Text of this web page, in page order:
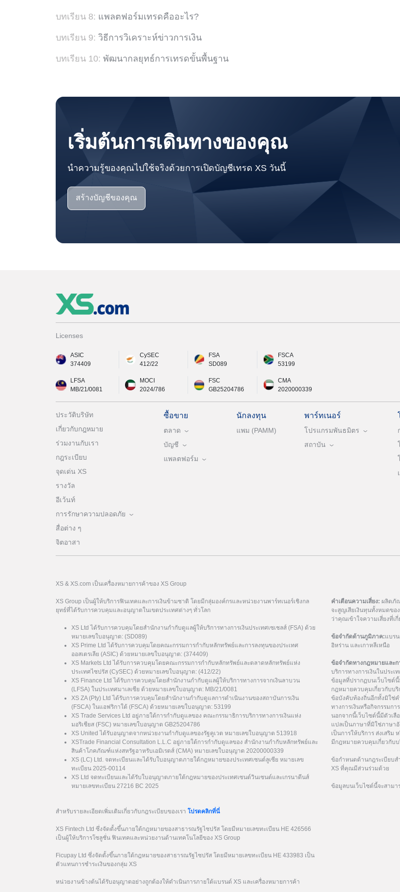
บทเรียน 8: แพลตฟอร์มเทรดคืออะไร?
บทเรียน 9: วิธีการวิเคราะห์ข่าวการเงิน
บทเรียน 10: พัฒนากลยุทธ์การเทรดขั้นพื้นฐาน
เริ่มต้นการเดินทางของคุณ
นำความรู้ของคุณไปใช้จริงด้วยการเปิดบัญชีเทรด XS วันนี้
สร้างบัญชีของคุณ
Licenses
ASIC
374409
CySEC
412/22
FSA
SD089
FSCA
53199
LFSA
MB/21/0081
MOCI
2024/786
FSC
GB25204786
CMA
2020000339
ประวัติบริษัท
เกี่ยวกับกฎหมาย
ร่วมงานกับเรา
กฎระเบียบ
จุดเด่น XS
รางวัล
อีเว้นท์
การรักษาความปลอดภัย
สื่อต่าง ๆ
จิตอาสา
ซื้อขาย
ตลาด
บัญชี
แพลตฟอร์ม
นักลงทุน
แพม (PAMM)
พาร์ทเนอร์
โปรแกรมพันธมิตร
สถาบัน
XS & XS.com เป็นเครื่องหมายการค้าของ XS Group
XS Group เป็นผู้ให้บริการฟินเทคและการเงินข้ามชาติ โดยมีกลุ่มองค์กรและหน่วยงานพาร์ทเนอร์เชิงกล
ยุทธ์ที่ได้รับการควบคุมและอนุญาตในเขตประเทศต่างๆ ทั่วโลก
XS Ltd ได้รับการควบคุมโดยสำนักงานกำกับดูแลผู้ให้บริการทางการเงินประเทศเซเชลส์ (FSA) ด้วย
หมายเลขใบอนุญาต: (SD089)
XS Prime Ltd ได้รับการควบคุมโดยคณะกรรมการกำกับหลักทรัพย์และการลงทุนของประเทศ
ออสเตรเลีย (ASIC) ด้วยหมายเลขใบอนุญาต: (374409)
XS Markets Ltd ได้รับการควบคุมโดยคณะกรรมการกำกับหลักทรัพย์และตลาดหลักทรัพย์แห่ง
ประเทศไซปรัส (CySEC) ด้วยหมายเลขใบอนุญาต: (412/22)
XS Finance Ltd ได้รับการควบคุมโดยสำนักงานกำกับดูแลผู้ให้บริการทางการจากเงินลาบวน
(LFSA) ในประเทศมาเลเซีย ด้วยหมายเลขใบอนุญาต: MB/21/0081
XS ZA (Pty) Ltd ได้รับการควบคุมโดยสำนักงานกำกับดูแลการดำเนินงานของสถาบันการเงิน
(FSCA) ในแอฟริกาใต้ (FSCA) ด้วยหมายเลขใบอนุญาต: 53199
XS Trade Services Ltd อยู่ภายใต้การกำกับดูแลของ คณะกรรมาธิการบริการทางการเงินแห่ง
มอริเชียส (FSC) หมายเลขใบอนุญาต GB25204786
XS United ได้รับอนุญาตจากหน่วยงานกำกับดูแลของรัฐคูเวต หมายเลขใบอนุญาต 513918
XSTrade Financial Consultation L.L.C อยู่ภายใต้การกำกับดูแลของ สำนักงานกำกับหลักทรัพย์และ
สินค้าโภคภัณฑ์แห่งสหรัฐอาหรับเอมิเรตส์ (CMA) หมายเลขใบอนุญาต 20200000339
XS (LC) Ltd. จดทะเบียนและได้รับใบอนุญาตภายใต้กฎหมายของประเทศเซนต์ลูเซีย หมายเลข
ทะเบียน 2025-00114
XS Ltd จดทะเบียนและได้รับใบอนุญาตภายใต้กฎหมายของประเทศเซนต์วินเซนต์และเกรนาดีนส์
หมายเลขทะเบียน 27216 BC 2025
สำหรับรายละเอียดเพิ่มเติมเกี่ยวกับกฎระเบียบของเรา โปรดคลิกที่นี่
XS Fintech Ltd ซึ่งจัดตั้งขึ้นภายใต้กฎหมายของสาธารณรัฐไซปรัส โดยมีหมายเลขทะเบียน HE 426566
เป็นผู้ให้บริการโซลูชั่น ฟินเทคและหน่วยงานด้านเทคโนโลยีของ XS Group
Ficupay Ltd ซึ่งจัดตั้งขึ้นภายใต้กฎหมายของสาธารณรัฐไซปรัส โดยมีหมายเลขทะเบียน HE 433983 เป็น
ตัวแทนการชำระเงินของกลุ่ม XS
หน่วยงานข้างต้นได้รับอนุญาตอย่างถูกต้องให้ดำเนินการภายใต้แบรนด์ XS และเครื่องหมายการค้า
คำเตือนความเสี่ยง: ผลิตภัณ
จะสูญเสียเงินทุนทั้งหมดข
ว่าคุณเข้าใจความเสี่ยงที่เกี่
ข้อจำกัดด้านภูมิภาค:แบร
อิหร่าน และเกาหลีเหนือ
ข้อจำกัดทางกฎหมายและก
บริการทางการเงินในประ
ข้อมูลที่ปรากฏบนเว็บไซต์
กฎหมายควบคุมเกี่ยวกับบริ
ข้อบังคับท้องถิ่นอีกทั้งมิใช่ค
ทางการเงินหรือกิจกรรมกา
นอกจากนี้เว็บไซต์นี้มีตัวเลื
แปลเป็นภาษาที่มิใช่ภาษา
เป็นการให้บริการ ส่งเสริ
มีกฎหมายควบคุมเกี่ยวกับบ
ข้อกำหนดด้านกฎระเบียบ
XS ที่คุณมีส่วนร่วมด้วย
ข้อมูลบนเว็บไซต์นี้จะสาม